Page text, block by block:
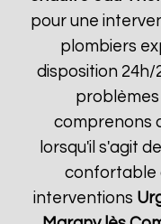
pour une
plombiers
disposition 24h/
comprenons
lorsqu'il s'agit
confortable
interventions